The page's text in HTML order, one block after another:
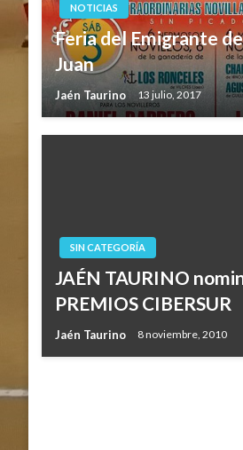
NOTICIAS
Feria del Emigrante
Juan
Jaén Taurino 13 julio, 2017
SIN CATEGORÍA
JAÉN TAURINO
PREMIOS CIBERSUR
Jaén Taurino 8 noviembre, 2010